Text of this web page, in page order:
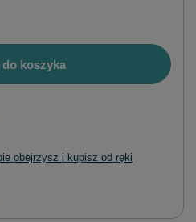
do koszyka
obejrzysz i kupisz od ręki